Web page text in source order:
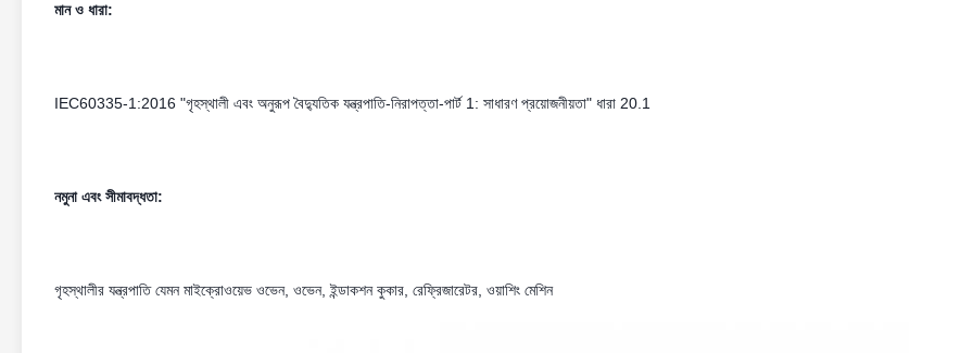
মান ও ধারা:
IEC60335-1:2016 "গৃহস্থালী এবং অনুরূপ বৈদ্যুতিক যন্ত্রপাতি-নিরাপত্তা-পার্ট 1: সাধারণ প্রয়োজনীয়তা" ধারা 20.1
নমুনা এবং সীমাবদ্ধতা:
গৃহস্থালীর যন্ত্রপাতি যেমন মাইক্রোওয়েভ ওভেন, ওভেন, ইন্ডাকশন কুকার, রেফ্রিজারেটর, ওয়াশিং মেশিন